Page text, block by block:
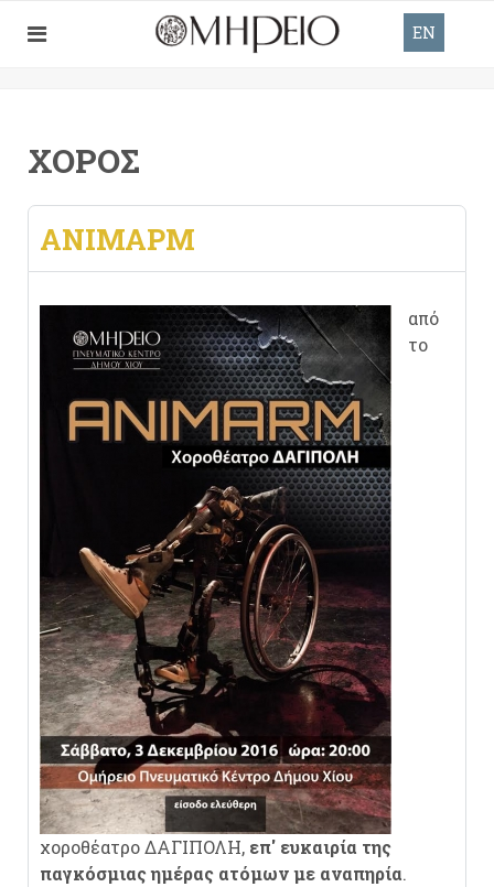
EN
ΧΟΡΌΣ
ΑΝΙΜΑΡΜ
από
το
χοροθέατρο ΔΑΓΙΠΟΛΗ, επ' ευκαιρία της
παγκόσμιας ημέρας ατόμων με αναπηρία.